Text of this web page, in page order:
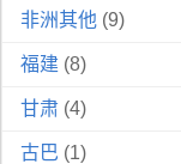
非洲其他 (9)
福建 (8)
甘肃 (4)
古巴 (1)